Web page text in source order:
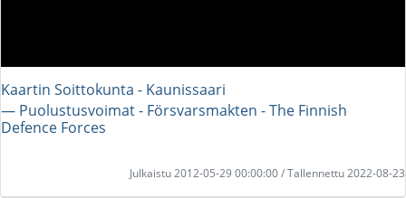
Kaartin Soittokunta - Kaunissaari
― Puolustusvoimat - Försvarsmakten - The Finnish
Defence Forces
Julkaistu 2012-05-29 00:00:00 / Tallennettu 2022-08-23